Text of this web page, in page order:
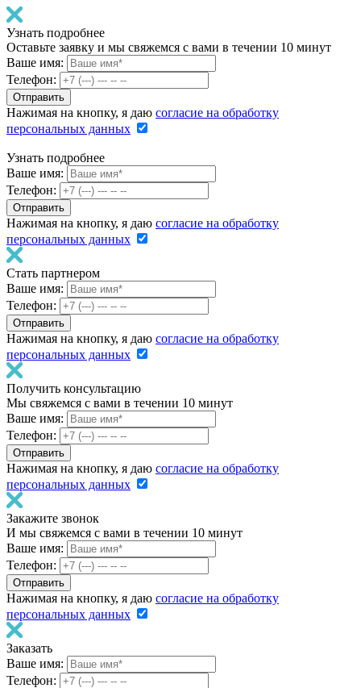
Узнать подробнее
Оставьте заявку и мы свяжемся с вами в течении 10 минут
Ваше имя:
Телефон:
Нажимая на кнопку, я даю согласие на обработку
персональных данных
Узнать подробнее
Ваше имя:
Телефон:
Нажимая на кнопку, я даю согласие на обработку
персональных данных
Стать партнером
Ваше имя:
Телефон:
Нажимая на кнопку, я даю согласие на обработку
персональных данных
Получить консультацию
Мы свяжемся с вами в течении 10 минут
Ваше имя:
Телефон:
Нажимая на кнопку, я даю согласие на обработку
персональных данных
Закажите звонок
И мы свяжемся с вами в течении 10 минут
Ваше имя:
Телефон:
Нажимая на кнопку, я даю согласие на обработку
персональных данных
Заказать
Ваше имя:
Телефон: